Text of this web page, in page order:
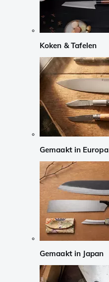
Koken & Tafelen
Gemaakt in Europa
Gemaakt in Japan